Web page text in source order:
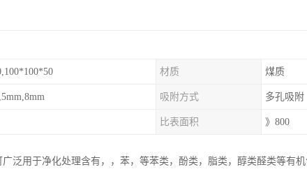
材质 煤质
吸附方式 多孔吸附
比表面积 》800
泛用于净化处理含有，，苯，等苯类，酚类，脂类，醇类醛类等有